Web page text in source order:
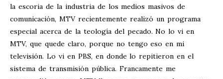
la escoria de la industria de los medios masivos de
comunicación, MTV recientemente realizó un programa
especial acerca de la teología del pecado. No lo vi en
MTV, que quede claro, porque no tengo eso en mi
televisión. Lo vi en PBS, en donde lo repitieron en el
sistema de transmisión pública. Francamente me